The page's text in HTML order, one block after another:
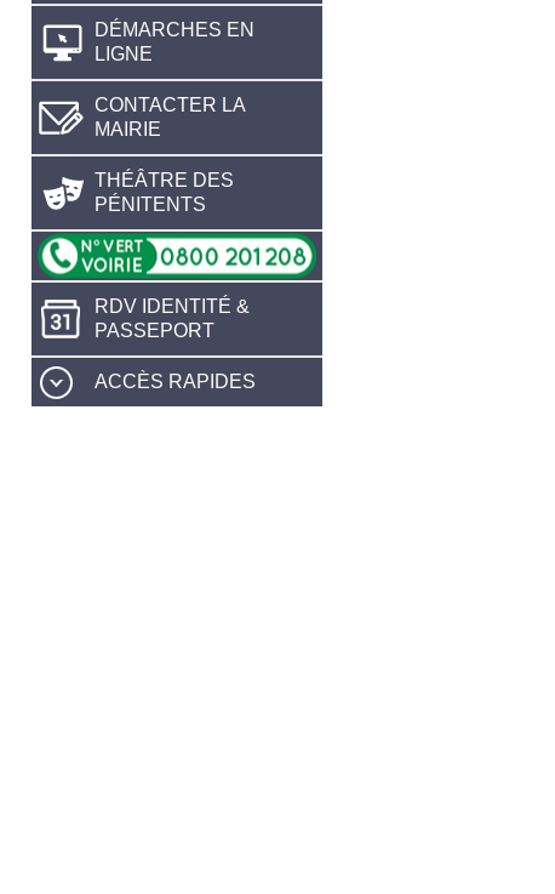
DÉMARCHES EN
LIGNE
CONTACTER LA
MAIRIE
THÉÂTRE DES
PÉNITENTS
RDV IDENTITÉ &
PASSEPORT
ACCÈS RAPIDES